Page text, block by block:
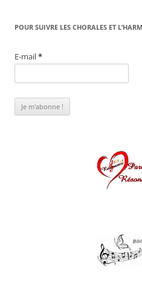
POUR SUIVRE LES CHORALES ET
E-mail*